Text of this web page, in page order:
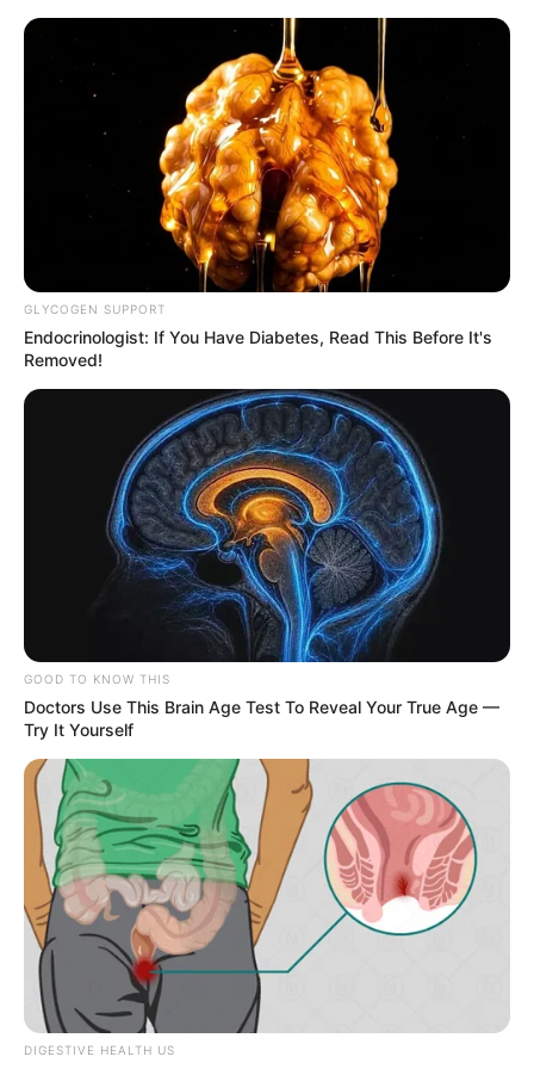
#ŠEĆERNA PASTA
LJEPOTA
KAKO JE NAJBOLJE RIJEŠITI SE DLAČICA S
LICA, BEZ IRITACIJA?